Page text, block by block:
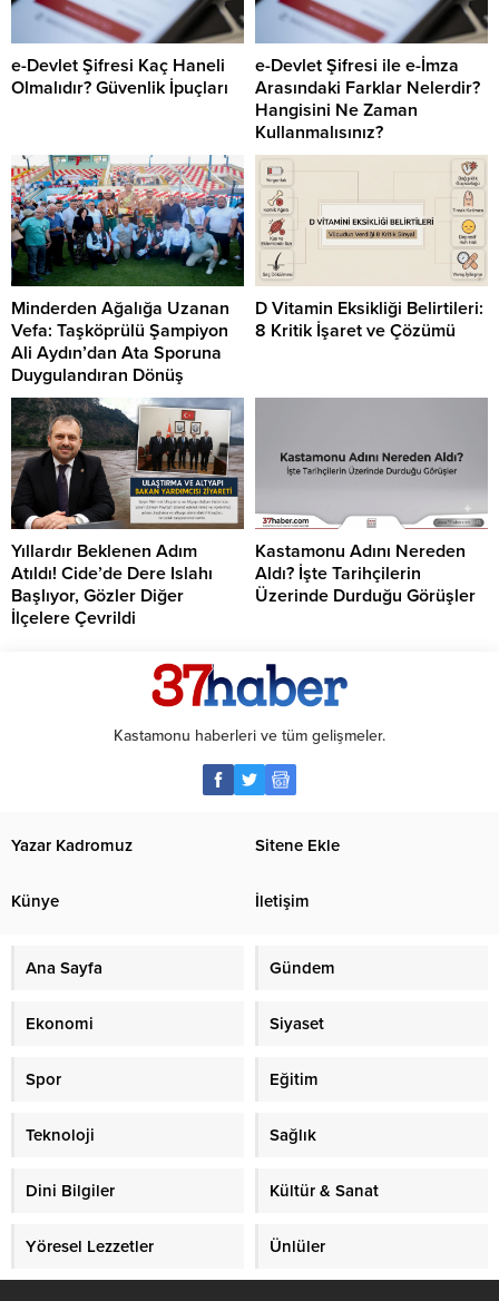
e-Devlet Şifresi Kaç Haneli
Olmalıdır? Güvenlik İpuçları
e-Devlet Şifresi ile e-İmza
Arasındaki Farklar Nelerdir?
Hangisini Ne Zaman
Kullanmalısınız?
Minderden Ağalığa Uzanan
Vefa: Taşköprülü Şampiyon
Ali Aydın’dan Ata Sporuna
Duygulandıran Dönüş
D Vitamin Eksikliği Belirtileri:
8 Kritik İşaret ve Çözümü
Yıllardır Beklenen Adım
Atıldı! Cide’de Dere Islahı
Başlıyor, Gözler Diğer
İlçelere Çevrildi
Kastamonu Adını Nereden
Aldı? İşte Tarihçilerin
Üzerinde Durduğu Görüşler
Kastamonu haberleri ve tüm gelişmeler.
Yazar Kadromuz Sitene Ekle
Künye İletişim
Ana Sayfa Gündem
Ekonomi Siyaset
Spor Eğitim
Teknoloji Sağlık
Dini Bilgiler Kültür & Sanat
Yöresel Lezzetler Ünlüler